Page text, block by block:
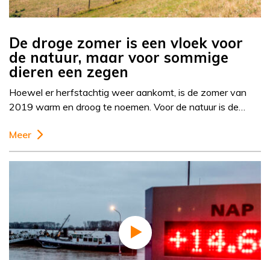
De droge zomer is een vloek voor
de natuur, maar voor sommige
dieren een zegen
Hoewel er herfstachtig weer aankomt, is de zomer van
2019 warm en droog te noemen. Voor de natuur is de…
Meer